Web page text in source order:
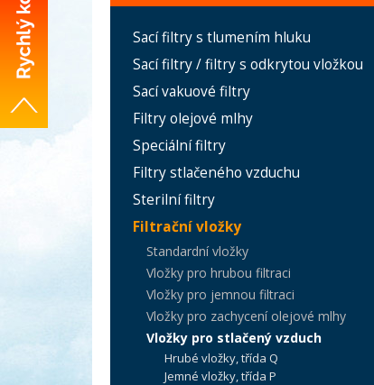
+420 281 981 055
info@energoekonom.cz
Wolkerova 433
CZ-250 82 Úvaly
Sací filtry s tlumením hluku
Sací filtry / filtry s odkrytou vložkou
Sací vakuové filtry
Filtry olejové mlhy
Speciální filtry
Filtry stlačeného vzduchu
Sterilní filtry
Filtrační vložky
Standardní vložky
Vložky pro hrubou filtraci
Vložky pro jemnou filtraci
Vložky pro zachycení olejové mlhy
Vložky pro stlačený vzduch
Hrubé vložky, třída Q
Jemné vložky, třída P